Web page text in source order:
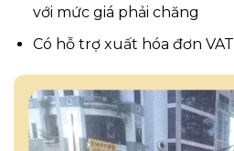
với mức giá phải chăng
Có hỗ trợ xuất hóa đơn VAT